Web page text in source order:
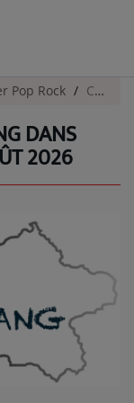
Pop Rock Chronique "Le Don Du Sang Dans l'Allier" - Semaine du 3 Août 2026
DANS
2026